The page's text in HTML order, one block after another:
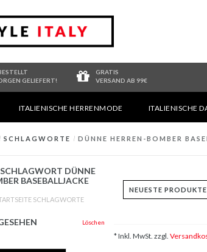
GELIEFERT!
GRATIS
VERSAND AB 99€
ITALIENISCHE HERRENMODE ITALIENISCHE
/ SCHLAGWORTE / DÜNNE HERREN-BOMBER
DÜNNE
BASEBALLJACKE
SCHLAGWORTE
Löschen
* Inkl. MwSt. zzgl.